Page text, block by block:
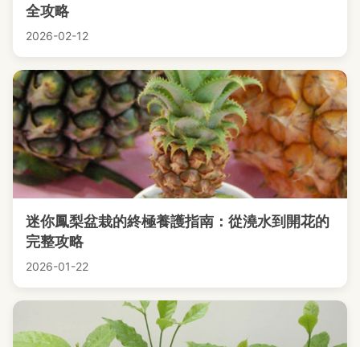
全攻略
2026-02-12
迷你鳳梨盆栽的終極養護指南：從澆水到開花的
完整攻略
2026-01-22